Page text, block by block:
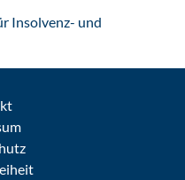
Insolvenz- und